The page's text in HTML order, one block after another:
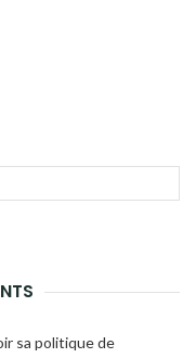
sa politique de